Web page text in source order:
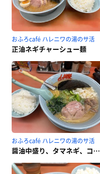
おふろcafé ハレニワの湯のサ活
正油ネギチャーシュー麺
おふろcafé ハレニワの湯のサ活
醤油中盛り、タマネギ、コロチャー追加